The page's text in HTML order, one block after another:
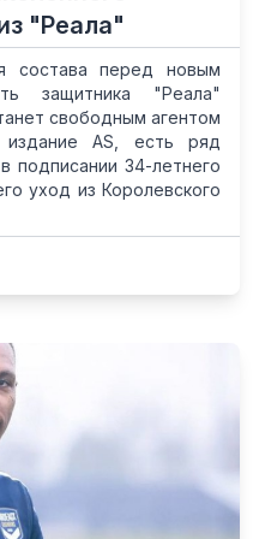
"Реала"
состава перед новым
защитника "Реала"
свободным агентом
AS, есть ряд
подписании 34-летнего
уход из Королевского